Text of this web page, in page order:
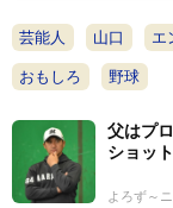
芸能人 山口 エ
おもしろ 野球
父はプ
ショッ
よろず～